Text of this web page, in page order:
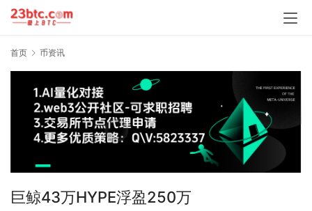
首页 币资讯
巨鲸43万HYPE浮盈250万